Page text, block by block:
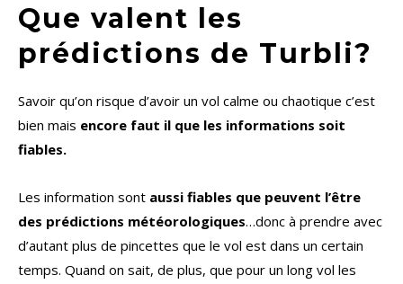
Que valent les
prédictions de Turbli?
Savoir qu’on risque d’avoir un vol calme ou chaotique c’est
bien mais encore faut il que les informations soit
fiables.
Les information sont aussi fiables que peuvent l’être
des prédictions météorologiques…donc à prendre avec
d’autant plus de pincettes que le vol est dans un certain
temps. Quand on sait, de plus, que pour un long vol les